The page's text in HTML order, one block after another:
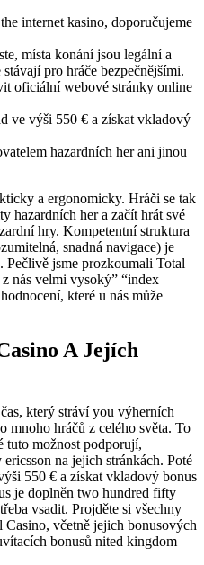
internet kasino, doporučujeme
místa konání jsou legální a
pro hráče bezpečnějšími.
oficiální webové stránky online
ve výši 550 € a získat vkladový
hazardních her ani jinou
a ergonomicky. Hráči se tak
hazardních her a začít hrát své
hry. Kompetentní struktura
snadná navigace) je
Pečlivě jsme prozkoumali Total
nás velmi vysoký” “index
které u nás může
A Jejích
který stráví you výherních
mnoho hráčů z celého světa. To
tuto možnost podporují,
na jejich stránkách. Poté
550 € a získat vkladový bonus
je doplněn two hundred fifty
vsadit. Projděte si všechny
Casino, včetně jejich bonusových
bonusů nited kingdom